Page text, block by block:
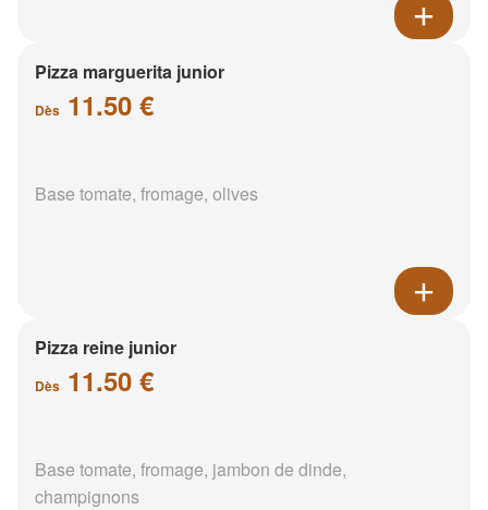
Pizza marguerita junior
Dès 11.50 €
Base tomate, fromage, olives
Pizza reine junior
Dès 11.50 €
Base tomate, fromage, jambon de dinde,
champignons